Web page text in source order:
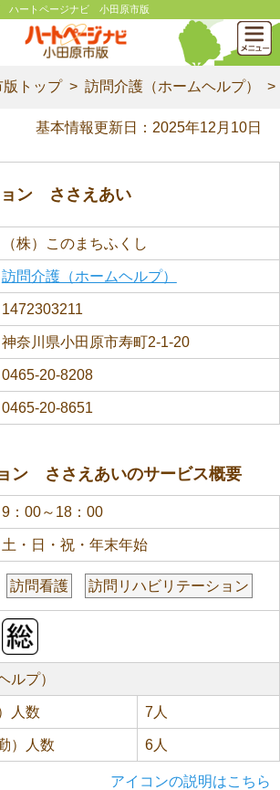
ハートページナビ 小田原市版
版トップ 訪問介護（ホームヘルプ）
基本情報更新日：2025年12月10日
ョン ささえあい
（株）このまちふくし
訪問介護（ホームヘルプ）
1472303211
神奈川県小田原市寿町2-1-20
0465-20-8208
0465-20-8651
ン ささえあいのサービス概要
9：00～18：00
土・日・祝・年末年始
訪問看護 訪問リハビリテーション
ルプ）
人数 7人
）人数 6人
アイコンの説明はこちら